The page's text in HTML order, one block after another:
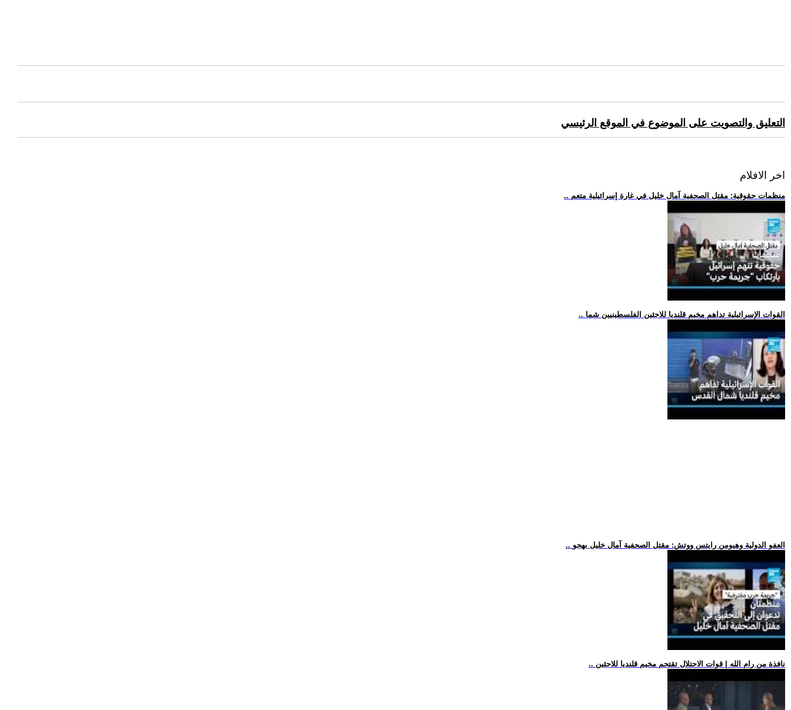
التعليق والتصويت على الموضوع في الموقع الرئيسي
اخر الافلام
.. منظمات حقوقية: مقتل الصحفية آمال خليل في غارة إسرائيلية متعم
.. القوات الإسرائيلية تداهم مخيم قلنديا للاجئين الفلسطينيين شما
.. العفو الدولية وهيومن رايتس ووتش: مقتل الصحفية آمال خليل بهجو
.. نافذة من رام الله | قوات الاحتلال تقتحم مخيم قلنديا للاجئين